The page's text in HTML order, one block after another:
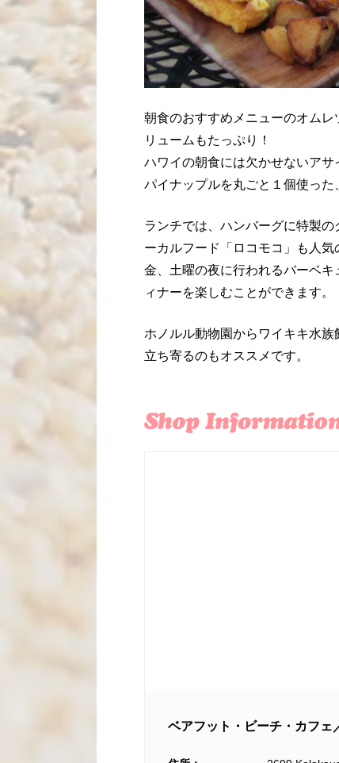
朝食のおすすめメニューのオム
リュームもたっぷり！
ハワイの朝食には欠かせないアサ
パイナップルを丸ごと１個使った
ランチでは、ハンバーグに特製
ーカルフード「ロコモコ」も人気
金、土曜の夜に行われるバーベ
ィナーを楽しむことができます。
ホノルル動物園からワイキキ水
立ち寄るのもオススメです。
ベアフット・ビーチ・カフ